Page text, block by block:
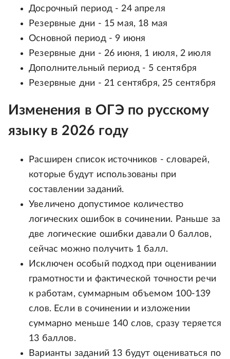
Досрочный период - 24 апреля
Резервные дни - 15 мая, 18 мая
Основной период - 9 июня
Резервные дни - 26 июня, 1 июля, 2 июля
Дополнительный период - 5 сентября
Резервные дни - 21 сентября, 25 сентября
Изменения в ОГЭ по русскому
языку в 2026 году
Расширен список источников - словарей,
которые будут использованы при
составлении заданий.
Увеличено допустимое количество
логических ошибок в сочинении. Раньше за
две логические ошибки давали 0 баллов,
сейчас можно получить 1 балл.
Исключен особый подход при оценивании
грамотности и фактической точности речи
к работам, суммарным объемом 100-139
слов. Если в сочинении и изложении
суммарно меньше 140 слов, сразу теряется
13 баллов.
Варианты заданий 13 будут оцениваться по